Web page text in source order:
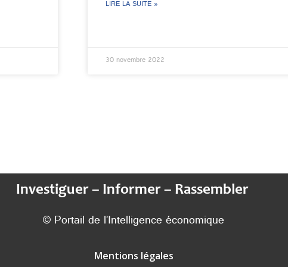
LIRE LA SUITE »
30 novembre 2022
Investiguer – Informer – Rassembler
© Portail de l’Intelligence économique
Mentions légales